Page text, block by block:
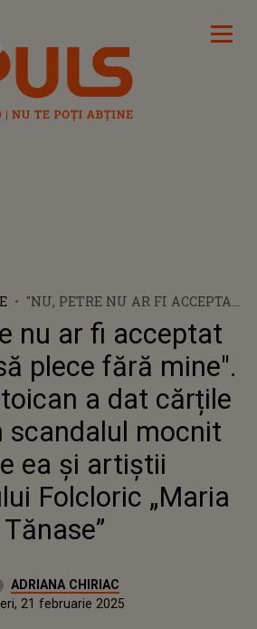
"NU, PETRE NU AR FI ACCEPTAT
NICIODATĂ SĂ PLECE FĂRĂ
MINE". NICULINA STOICAN A
DAT CĂRȚILE PE FAȚĂ ÎN
SCANDALUL MOCNIT DINTRE
EA ȘI ARTIȘTII ANSAMBLULUI
FOLCLORIC „MARIA TĂNASE”
nu ar fi acceptat
plece fără mine".
a dat cărțile
scandalul mocnit
ea și artiștii
Folcloric „Maria
Tănase”
ADRIANA CHIRIAC
21 februarie 2025